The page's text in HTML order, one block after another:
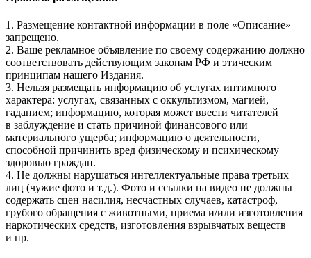
1. Размещение контактной информации в поле «Описание»
запрещено.
2. Ваше рекламное объявление по своему содержанию должно
соответствовать действующим законам РФ и этическим
принципам нашего Издания.
3. Нельзя размещать информацию об услугах интимного
характера: услугах, связанных с оккультизмом, магией,
гаданием; информацию, которая может ввести читателей
в заблуждение и стать причиной финансового или
материального ущерба; информацию о деятельности,
способной причинить вред физическому и психическому
здоровью граждан.
4. Не должны нарушаться интеллектуальные права третьих
лиц (чужие фото и т.д.). Фото и ссылки на видео не должны
содержать сцен насилия, несчастных случаев, катастроф,
грубого обращения с животными, приема и/или изготовления
наркотических средств, изготовления взрывчатых веществ
и пр.